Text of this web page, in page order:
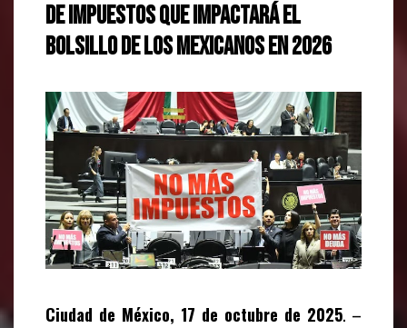
de impuestos que impactará el
bolsillo de los mexicanos en 2026
Ciudad de México, 17 de octubre de 2025. –